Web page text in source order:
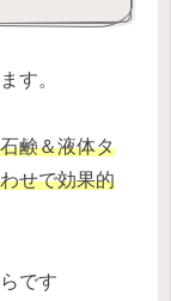
す。
鹸＆液体タ
せで効果的
です